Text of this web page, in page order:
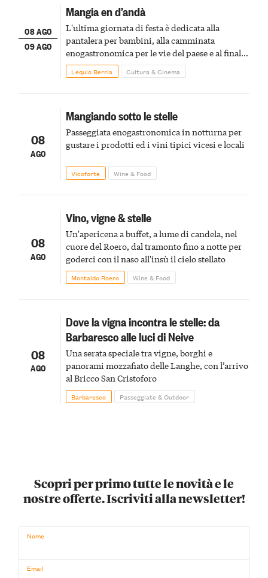
08 AGO
09 AGO
Mangia en d’andà
L'ultima giornata di festa è dedicata alla
pantalera per bambini, alla camminata
enogastronomica per le vie del paese e al finale
pirotecnico
Lequio Berria Cultura & Cinema
08
AGO
Mangiando sotto le stelle
Passeggiata enogastronomica in notturna per
gustare i prodotti ed i vini tipici vicesi e locali
Vicoforte Wine & Food
08
AGO
Vino, vigne & stelle
Un'apericena a buffet, a lume di candela, nel
cuore del Roero, dal tramonto fino a notte per
goderci con il naso all'insù il cielo stellato
Montaldo Roero Wine & Food
08
AGO
Dove la vigna incontra le stelle: da
Barbaresco alle luci di Neive
Una serata speciale tra vigne, borghi e
panorami mozzafiato delle Langhe, con l’arrivo
al Bricco San Cristoforo
Barbaresco Passeggiate & Outdoor
Scopri per primo tutte le novità e le
nostre offerte. Iscriviti alla newsletter!
Nome
Email